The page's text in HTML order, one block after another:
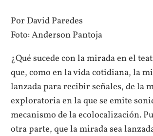
Por David Paredes
Foto: Anderson Pantoja
¿Qué sucede con la mirada en el
que, como en la vida cotidiana, la
lanzada para recibir señales, de la
exploratoria en la que se emite
mecanismo de la ecolocalización.
otra parte, que la mirada sea